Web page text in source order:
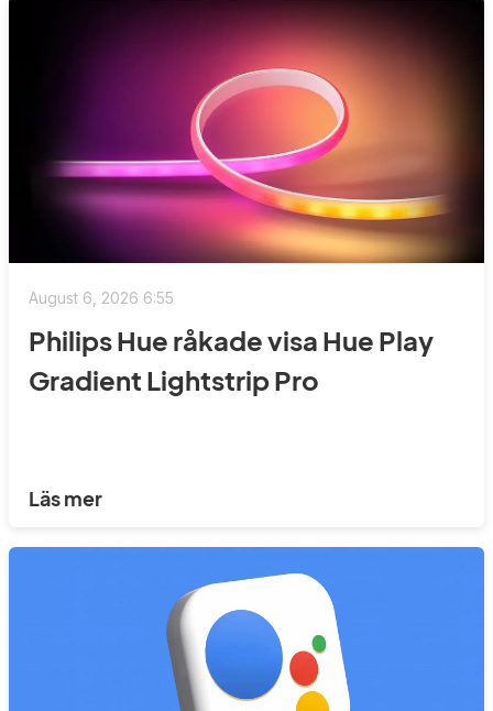
August 6, 2026 6:55
Philips Hue råkade visa Hue Play
Gradient Lightstrip Pro
Läs mer